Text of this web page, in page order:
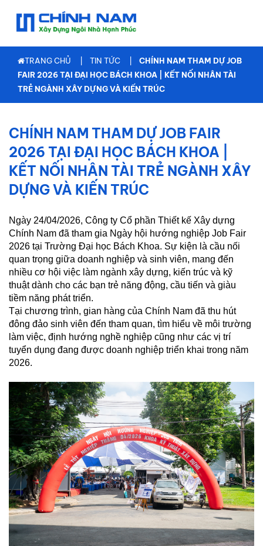
TRANG
CHỦ
GIỚI
THIỆU
XÂY
GÓI
TƯ
VẤN
THIẾT
KẾ
THI
CÔNG
XÂY
DỰNG
Xây
Dựng
Phần
Thô
Xây
Dựng
Phần
Hoàn
Thiện
HỖ
TRỢ
PHÁP
LÝ
DỰ
ÁN
CHÍNH
NAM
TRANG CHỦ TIN TỨC
CHÍNH NAM THAM DỰ JOB
FAIR 2026 TẠI ĐẠI HỌC BÁCH KHOA | KẾT NỐI NHÂN TÀI
TRẺ NGÀNH XÂY DỰNG VÀ KIẾN TRÚC
CHÍNH NAM THAM DỰ JOB FAIR
2026 TẠI ĐẠI HỌC BÁCH KHOA |
KẾT NỐI NHÂN TÀI TRẺ NGÀNH XÂY
DỰNG VÀ KIẾN TRÚC
Ngày 24/04/2026, Công ty Cổ phần Thiết kế Xây dựng
Chính Nam đã tham gia Ngày hội hướng nghiệp Job Fair
2026 tại Trường Đại học Bách Khoa. Sự kiện là cầu nối
quan trọng giữa doanh nghiệp và sinh viên, mang đến
nhiều cơ hội việc làm ngành xây dựng, kiến trúc và kỹ
thuật dành cho các bạn trẻ năng động, cầu tiến và giàu
tiềm năng phát triển.
Tại chương trình, gian hàng của Chính Nam đã thu hút
đông đảo sinh viên đến tham quan, tìm hiểu về môi trường
làm việc, định hướng nghề nghiệp cũng như các vị trí
tuyển dụng đang được doanh nghiệp triển khai trong năm
2026.